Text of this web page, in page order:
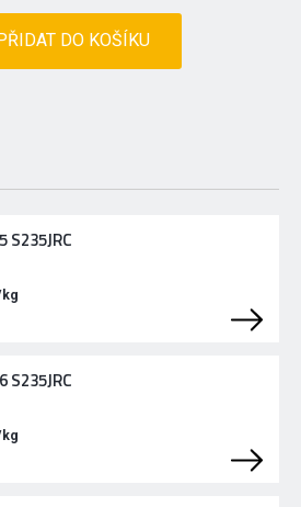
DO KOŠÍKU
S235JRC
kg
S235JRC
kg